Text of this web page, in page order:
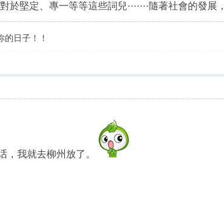
堅定、專一等等這些詞兒·······隨著社會的發展
的日子！！
，我就去柳州放了。